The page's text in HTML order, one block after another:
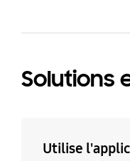
Solutions
Utilise